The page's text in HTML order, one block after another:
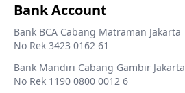
Bank Account
Bank BCA Cabang Matraman Jakarta
No Rek 3423 0162 61
Bank Mandiri Cabang Gambir Jakarta
No Rek 1190 0800 0012 6